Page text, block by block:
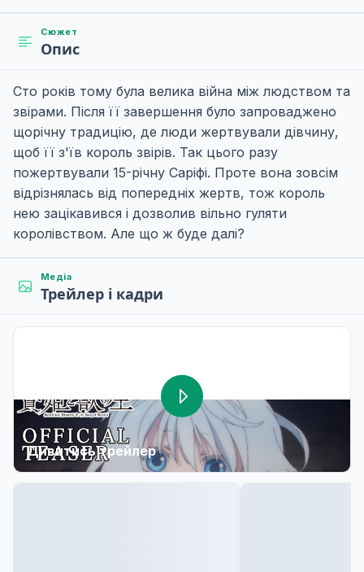
Сюжет
Опис
Сто років тому була велика війна між людством та
звірами. Після її завершення було запроваджено
щорічну традицію, де люди жертвували дівчину,
щоб її з'їв король звірів. Так цього разу
пожертвували 15-річну Саріфі. Проте вона зовсім
відрізнялась від попередніх жертв, тож король
нею зацікавився і дозволив вільно гуляти
королівством. Але що ж буде далі?
Медіа
Трейлер і кадри
Дивитись трейлер